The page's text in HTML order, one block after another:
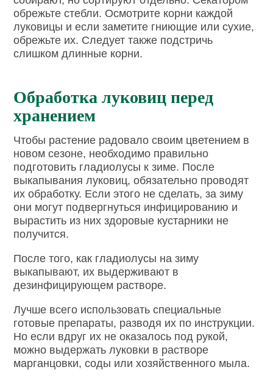
обрежьте стебли. Осмотрите корни каждой
луковицы и если заметите гниющие или сухие,
обрежьте их. Следует также подстричь
слишком длинные корни.
Обработка луковиц перед
хранением
Чтобы растение радовало своим цветением в
новом сезоне, необходимо правильно
подготовить гладиолусы к зиме. После
выкапывания луковиц, обязательно проводят
их обработку. Если этого не сделать, за зиму
они могут подвергнуться инфицированию и
вырастить из них здоровые кустарники не
получится.
После того, как гладиолусы на зиму
выкапывают, их выдерживают в
дезинфицирующем растворе.
Лучше всего использовать специальные
готовые препараты, разводя их по инструкции.
Но если вдруг их не оказалось под рукой,
можно выдержать луковки в растворе
марганцовки, соды или хозяйственного мыла.